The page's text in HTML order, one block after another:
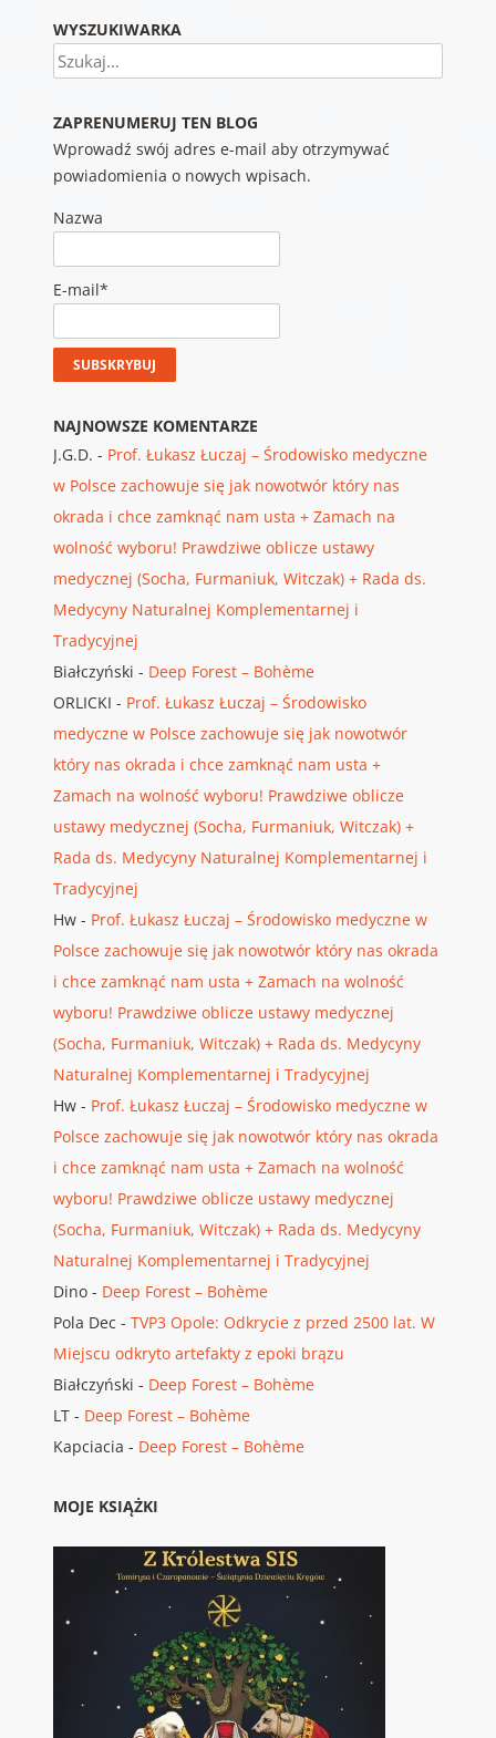
WYSZUKIWARKA
Szukaj
ZAPRENUMERUJ TEN BLOG
Wprowadź swój adres e-mail aby otrzymywać
powiadomienia o nowych wpisach.
Nazwa
E-mail*
NAJNOWSZE KOMENTARZE
J.G.D. - Prof. Łukasz Łuczaj – Środowisko medyczne
w Polsce zachowuje się jak nowotwór który nas
okrada i chce zamknąć nam usta + Zamach na
wolność wyboru! Prawdziwe oblicze ustawy
medycznej (Socha, Furmaniuk, Witczak) + Rada ds.
Medycyny Naturalnej Komplementarnej i
Tradycyjnej
Białczyński - Deep Forest – Bohème
ORLICKI - Prof. Łukasz Łuczaj – Środowisko
medyczne w Polsce zachowuje się jak nowotwór
który nas okrada i chce zamknąć nam usta +
Zamach na wolność wyboru! Prawdziwe oblicze
ustawy medycznej (Socha, Furmaniuk, Witczak) +
Rada ds. Medycyny Naturalnej Komplementarnej i
Tradycyjnej
Hw- Prof. Łukasz Łuczaj – Środowisko medyczne w
Polsce zachowuje się jak nowotwór który nas okrada
i chce zamknąć nam usta + Zamach na wolność
wyboru! Prawdziwe oblicze ustawy medycznej
(Socha, Furmaniuk, Witczak) + Rada ds. Medycyny
Naturalnej Komplementarnej i Tradycyjnej
Hw- Prof. Łukasz Łuczaj – Środowisko medyczne w
Polsce zachowuje się jak nowotwór który nas okrada
i chce zamknąć nam usta + Zamach na wolność
wyboru! Prawdziwe oblicze ustawy medycznej
(Socha, Furmaniuk, Witczak) + Rada ds. Medycyny
Naturalnej Komplementarnej i Tradycyjnej
Dino- Deep Forest – Bohème
Pola Dec - TVP3 Opole: Odkrycie z przed 2500 lat. W
Miejscu odkryto artefakty z epoki brązu
Białczyński - Deep Forest – Bohème
LT- Deep Forest – Bohème
Kapciacia - Deep Forest – Bohème
MOJE KSIĄŻKI